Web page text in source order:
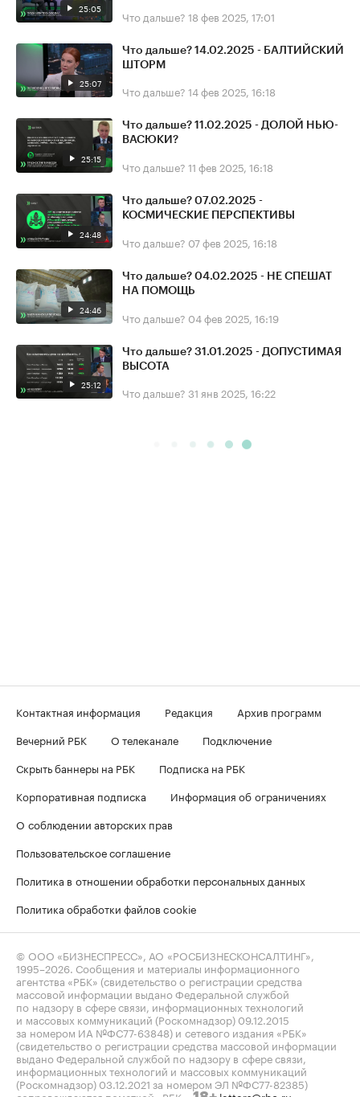
25:05 Что дальше? 18 фев 2025, 17:01
25:07
Что дальше? 14.02.2025 - БАЛТИЙСКИЙ
ШТОРМ
Что дальше? 14 фев 2025, 16:18
25:15
Что дальше? 11.02.2025 - ДОЛОЙ НЬЮ-
ВАСЮКИ?
Что дальше? 11 фев 2025, 16:18
24:48
Что дальше? 07.02.2025 -
КОСМИЧЕСКИЕ ПЕРСПЕКТИВЫ
Что дальше? 07 фев 2025, 16:18
24:46
Что дальше? 04.02.2025 - НЕ СПЕШАТ
НА ПОМОЩЬ
Что дальше? 04 фев 2025, 16:19
25:12
Что дальше? 31.01.2025 - ДОПУСТИМАЯ
ВЫСОТА
Что дальше? 31 янв 2025, 16:22
Контактная информация Редакция
Архив программ
Вечерний РБК
О телеканале
Подключение
Скрыть баннеры на РБК
Подписка на РБК
Корпоративная подписка
Информация об ограничениях
О соблюдении авторских прав
Пользовательское соглашение
Политика в отношении обработки персональных данных
Политика обработки файлов cookie
© ООО «БИЗНЕСПРЕСС», АО «РОСБИЗНЕСКОНСАЛТИНГ»,
1995–2026. Сообщения и материалы информационного
агентства «РБК» (свидетельство о регистрации средства
массовой информации выдано Федеральной службой
по надзору в сфере связи, информационных технологий
и массовых коммуникаций (Роскомнадзор) 09.12.2015
за номером ИА №ФС77-63848) и сетевого издания «РБК»
(свидетельство о регистрации средства массовой информации
выдано Федеральной службой по надзору в сфере связи,
информационных технологий и массовых коммуникаций
(Роскомнадзор) 03.12.2021 за номером ЭЛ №ФС77-82385)